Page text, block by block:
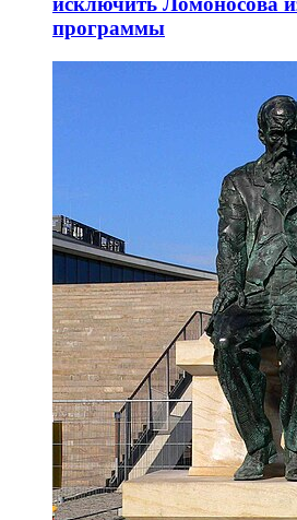
программы